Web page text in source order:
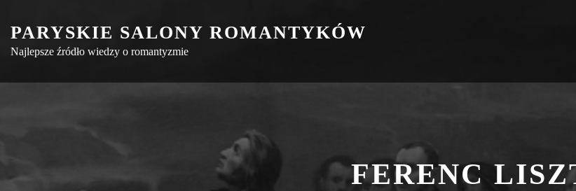
content
PARYSKIE SALONY ROMANTYKÓW
Najlepsze źródło wiedzy o romantyzmie
FERENC